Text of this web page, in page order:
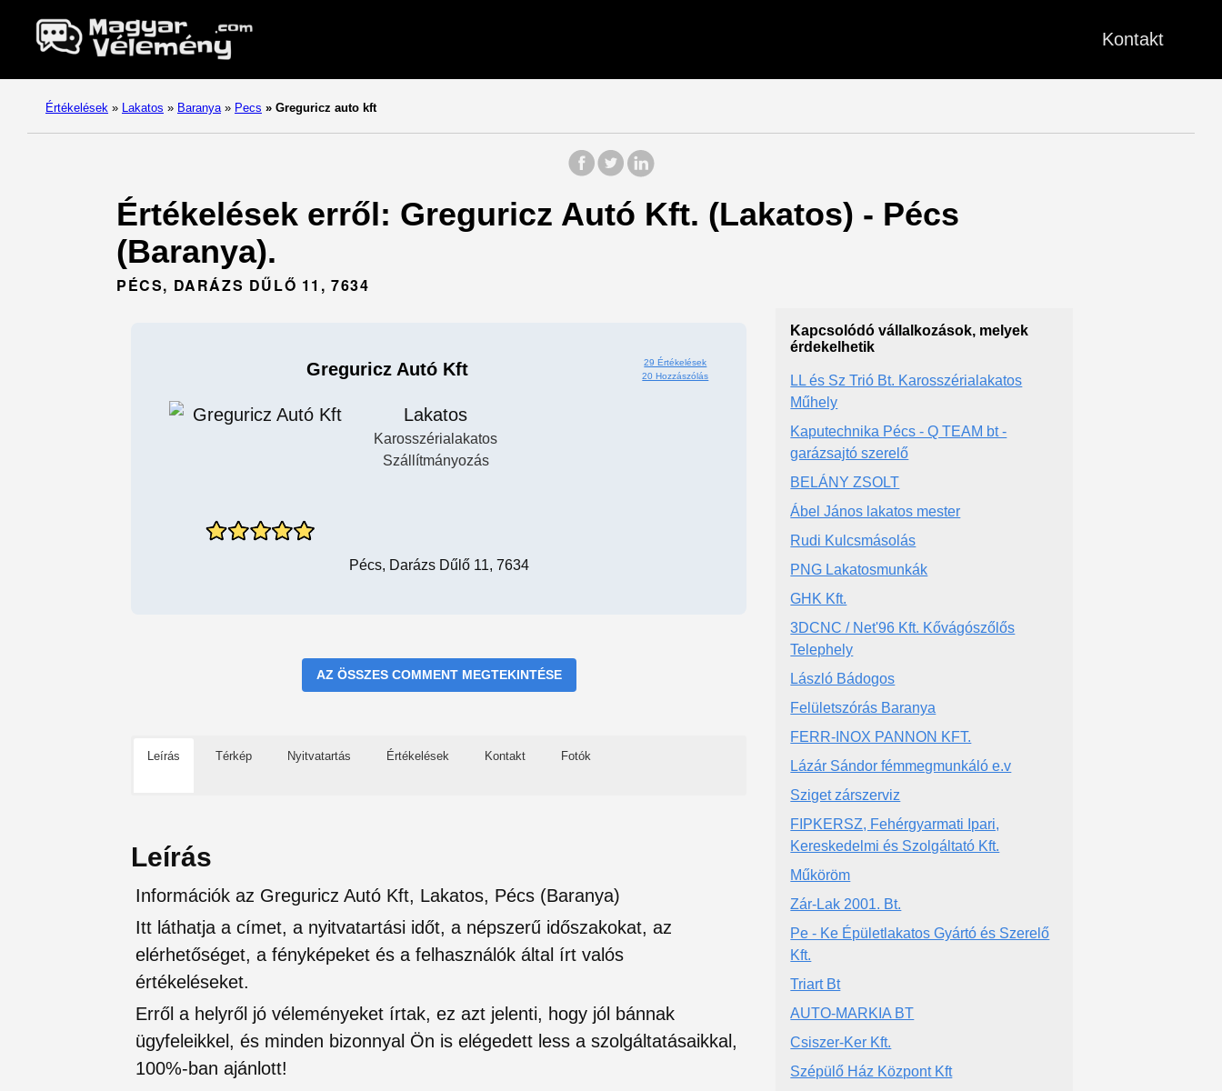
Kontakt
Értékelések » Lakatos » Baranya » Pecs » Greguricz auto kft
Értékelések erről: Greguricz Autó Kft. (Lakatos) - Pécs
(Baranya).
PÉCS, DARÁZS DŰLŐ 11, 7634
Greguricz Autó Kft
29 Értékelések
20 Hozzászólás
Lakatos
Karosszérialakatos
Szállítmányozás
Pécs, Darázs Dűlő 11, 7634
AZ ÖSSZES COMMENT MEGTEKINTÉSE
Leírás Térkép Nyitvatartás Értékelések Kontakt Fotók
Leírás
Információk az Greguricz Autó Kft, Lakatos, Pécs (Baranya)
Itt láthatja a címet, a nyitvatartási időt, a népszerű időszakokat, az
elérhetőséget, a fényképeket és a felhasználók által írt valós
értékeléseket.
Erről a helyről jó véleményeket írtak, ez azt jelenti, hogy jól bánnak
ügyfeleikkel, és minden bizonnyal Ön is elégedett less a szolgáltatásaikkal,
100%-ban ajánlott!
Kapcsolódó vállalkozások, melyek
érdekelhetik
LL és Sz Trió Bt. Karosszérialakatos
Műhely
Kaputechnika Pécs - Q TEAM bt -
garázsajtó szerelő
BELÁNY ZSOLT
Ábel János lakatos mester
Rudi Kulcsmásolás
PNG Lakatosmunkák
GHK Kft.
3DCNC / Net'96 Kft. Kővágószőlős
Telephely
László Bádogos
Felületszórás Baranya
FERR-INOX PANNON KFT.
Lázár Sándor fémmegmunkáló e.v
Sziget zárszerviz
FIPKERSZ, Fehérgyarmati Ipari,
Kereskedelmi és Szolgáltató Kft.
Műköröm
Zár-Lak 2001. Bt.
Pe - Ke Épületlakatos Gyártó és Szerelő
Kft.
Triart Bt
AUTO-MARKIA BT
Csiszer-Ker Kft.
Szépülő Ház Központ Kft